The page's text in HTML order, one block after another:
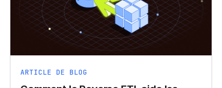
ARTICLE DE BLOG